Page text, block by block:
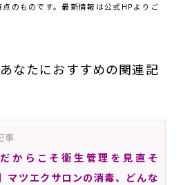
のものです。最新情報は公式HPよりご
なたにおすすめの関連記
事
だからこそ衛生管理を見直そ
マツエクサロンの消毒、どんな